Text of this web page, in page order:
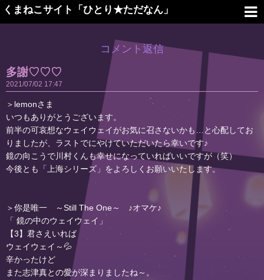
くまねこサイト「ひとり★ただなん」
コメント返信
多謝♡♡♡
2021 07 02 17:47
＞lemonさま
いつもありがとうございます。
前半の可哀想なウェイウェイがお気に召さないかも…と心配してお
りましたが、ラストでにやけていただいたら幸いです♪
鏡の向こうで川村くんも幸せになっていればいいですが（笑）
今後とも「上海シリーズ」をよろしくお願いいたします。
＞你是唯一 ～Still The One～ ♪オマケ♪
「 鏡の中のウェイウェイ」
【3】君さえいれば
ウェイウェイ～💦
辛かったけど
また志津真との愛が深まりましたね～。